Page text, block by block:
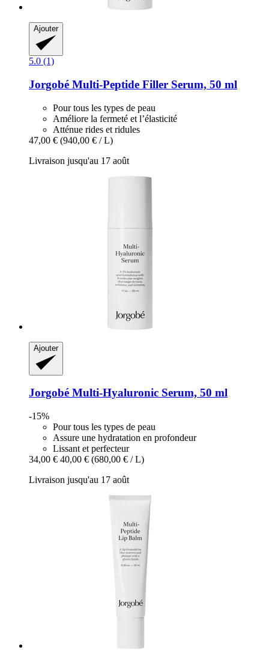
Ajouter
5.0 (1)
Jorgobé Multi-​Peptide Filler Serum, 50 ml
Pour tous les types de peau
Améliore la fermeté et l’élasticité
Atténue rides et ridules
47,00 € (940,00 € / L)
Livraison jusqu'au 17 août
Ajouter
Jorgobé Multi-​Hyaluronic Serum, 50 ml
-15%
Pour tous les types de peau
Assure une hydratation en profondeur
Lissant et perfecteur
34,00 € 40,00 € (680,00 € / L)
Livraison jusqu'au 17 août